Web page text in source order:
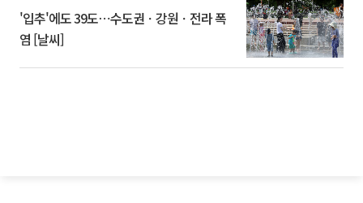
'입추'에도 39도⋯수도권ㆍ강원ㆍ전라 폭
염 [날씨]